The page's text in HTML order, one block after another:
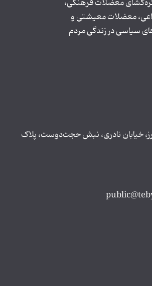
معضلات فرهنگی،
معضلات معیشتی و
سیاسی در زندگی مردم
خیابان نادری، نبش حجت‌دوست، پلاک